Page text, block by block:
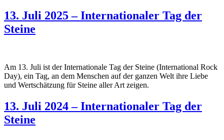
13. Juli 2025 – Internationaler Tag der
Steine
Am 13. Juli ist der Internationale Tag der Steine (International Rock
Day), ein Tag, an dem Menschen auf der ganzen Welt ihre Liebe
und Wertschätzung für Steine aller Art zeigen.
13. Juli 2024 – Internationaler Tag der
Steine